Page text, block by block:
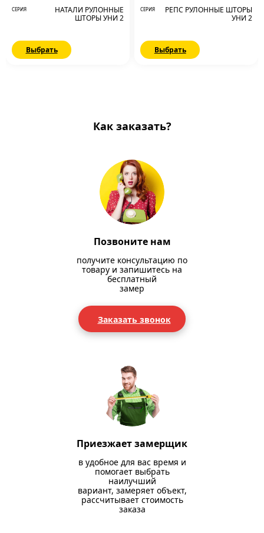
СЕРИЯ
НАТАЛИ РУЛОННЫЕ
ШТОРЫ УНИ 2
Выбрать
СЕРИЯ
РЕПС РУЛОННЫЕ ШТОРЫ
УНИ 2
Выбрать
Как заказать?
Позвоните нам
получите консультацию по
товару и запишитесь на
бесплатный
замер
Заказать звонок
Приезжает замерщик
в удобное для вас время и
помогает выбрать
наилучший
вариант, замеряет объект,
рассчитывает стоимость
заказа